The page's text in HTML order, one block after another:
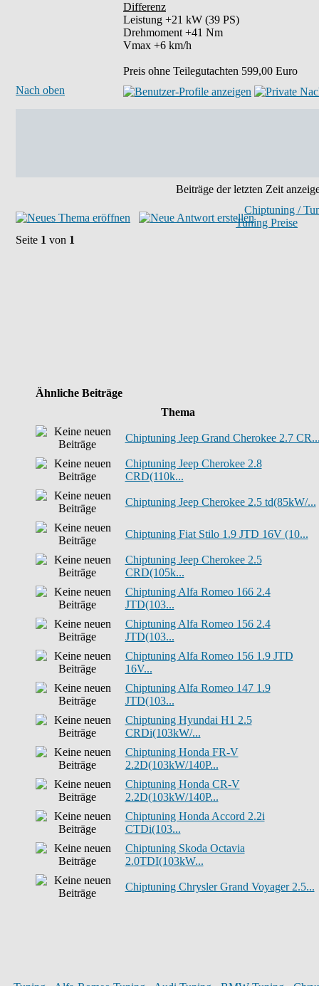
Differenz
Leistung +21 kW (39 PS)
Drehmoment +41 Nm
Vmax +6 km/h
Preis ohne Teilegutachten 599,00 Euro
Nach oben
Beiträge der letzten Zeit
Chiptuning /
Tuning Preise
Seite 1 von 1
Ähnliche Beiträge
Thema
Chiptuning Jeep Grand Cherokee 2.7
Chiptuning Jeep Cherokee 2.8
CRD(110k...
Chiptuning Jeep Cherokee 2.5 td(85kW/...
Chiptuning Fiat Stilo 1.9 JTD 16V (10...
Chiptuning Jeep Cherokee 2.5
CRD(105k...
Chiptuning Alfa Romeo 166 2.4
JTD(103...
Chiptuning Alfa Romeo 156 2.4
JTD(103...
Chiptuning Alfa Romeo 156 1.9 JTD
16V...
Chiptuning Alfa Romeo 147 1.9
JTD(103...
Chiptuning Hyundai H1 2.5
CRDi(103kW/...
Chiptuning Honda FR-V
2.2D(103kW/140P...
Chiptuning Honda CR-V
2.2D(103kW/140P...
Chiptuning Honda Accord 2.2i
CTDi(103...
Chiptuning Skoda Octavia
2.0TDI(103kW...
Chiptuning Chrysler Grand Voyager 2.5...